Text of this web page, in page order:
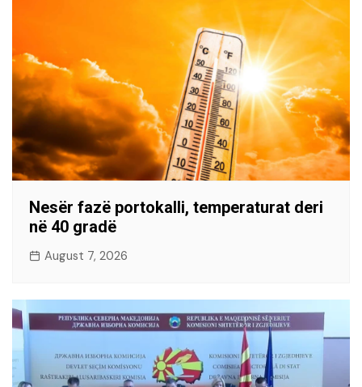
Nesër fazë portokalli, temperaturat deri
në 40 gradë
August 7, 2026